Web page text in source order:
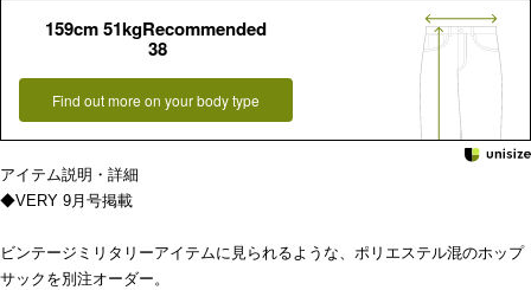
159cm 51kgRecommended
38
Find out more on your body type
アイテム説明・詳細
◆VERY 9月号掲載
ビンテージミリタリーアイテムに見られるような、ポリエステル混のホップ
サックを別注オーダー。